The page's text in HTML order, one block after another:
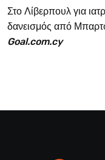
Στο Λίβερπουλ για
δανεισμός από
Goal.com.cy